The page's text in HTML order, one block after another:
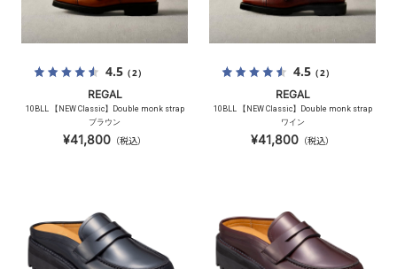
4.5（2）
REGAL
10BLL 【NEW Classic】Double monk strap
ブラウン
¥41,800 （税込）
4.5（2）
REGAL
10BLL 【NEW Classic】Double monk strap
ワイン
¥41,800 （税込）